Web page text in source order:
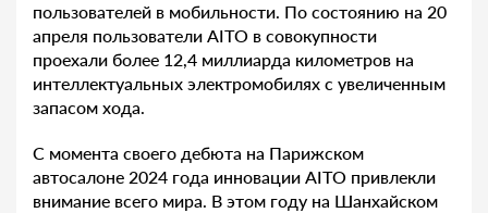
пользователей в мобильности. По состоянию на 20
апреля пользователи AITO в совокупности
проехали более 12,4 миллиарда километров на
интеллектуальных электромобилях с увеличенным
запасом хода.
С момента своего дебюта на Парижском
автосалоне 2024 года инновации AITO привлекли
внимание всего мира. В этом году на Шанхайском